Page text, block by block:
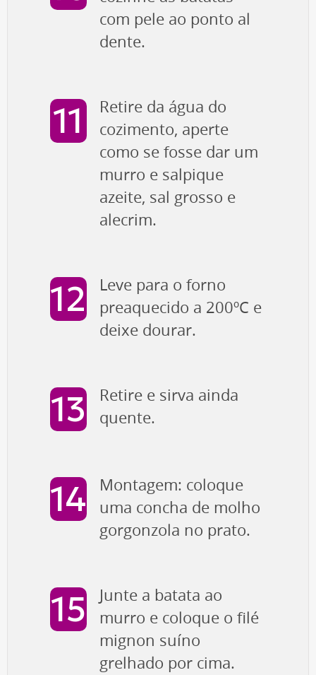
com pele ao ponto al
dente.
Retire da água do
cozimento, aperte
como se fosse dar um
murro e salpique
azeite, sal grosso e
alecrim.
Leve para o forno
preaquecido a 200ºC e
deixe dourar.
Retire e sirva ainda
quente.
Montagem: coloque
uma concha de molho
gorgonzola no prato.
Junte a batata ao
murro e coloque o filé
mignon suíno
grelhado por cima.